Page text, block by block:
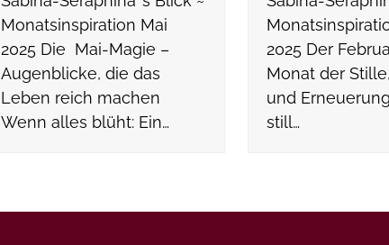
Monatsinspiration Mai
2025 Die Mai-Magie –
Augenblicke, die das
Leben reich machen
Wenn alles blüht: Ein…
2025 Der
Monat der
und
still…